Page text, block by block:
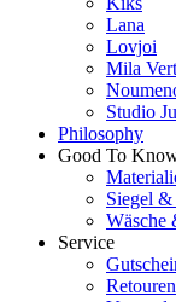
Lana
Lovjoi
Mila Vert
Studio
Philosophy
Good To
Siegel
Wäsche
Service